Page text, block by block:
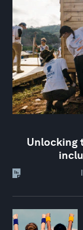
Unlocking